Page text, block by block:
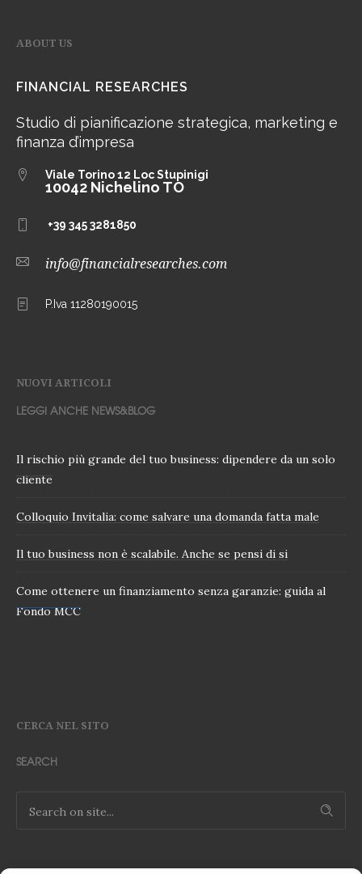
ABOUT US
FINANCIAL RESEARCHES
Studio di pianificazione strategica, marketing e
finanza d’impresa
Viale Torino 12 Loc Stupinigi
10042 Nichelino TO
+39 345 3281850
info@financialresearches.com
P.Iva 11280190015
NUOVI ARTICOLI
LEGGI ANCHE NEWS&BLOG
Il rischio più grande del tuo business: dipendere da un solo
cliente
Colloquio Invitalia: come salvare una domanda fatta male
Il tuo business non è scalabile. Anche se pensi di si
Come ottenere un finanziamento senza garanzie: guida al
Fondo MCC
CERCA NEL SITO
SEARCH